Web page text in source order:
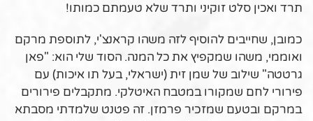
תרד ואכין סלט זוקיני ותרד שלא טעמתם כמותו!
כמובן, שחייבים להוסיף לזה משהו קראנצ'י, לתוספת מרקם
ואוממי, משהו שמקפיץ את כל המנה. הסוד שלי הוא: "פאן
גרטטה" שילוב של שמן זית (ישראלי, בעל תו איכות) עם
פירורי לחם שמקורו במטבח האיטלקי. מתקבלים פירורים
במרקם ובטעם שמזכיר פרמזן. זה פטנט שלמדתי מסבתא